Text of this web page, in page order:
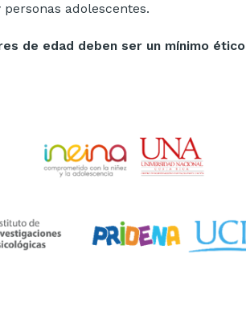
adolescentes.
de edad deben ser un mínimo ético